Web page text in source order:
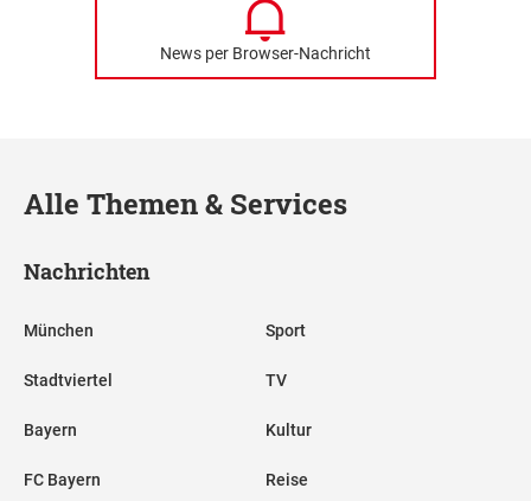
News per Browser-Nachricht
Alle Themen & Services
Nachrichten
München
Stadtviertel
Bayern
FC Bayern
Sport
TV
Kultur
Reise